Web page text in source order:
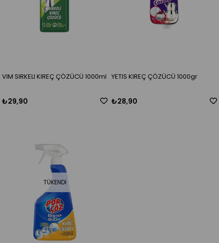
VIM SIRKELI KIREÇ ÇÖZÜCÜ 1000ml
₺29,90
YETIS KIREÇ ÇÖZÜCÜ 1000gr
₺28,90
TÜKENDI